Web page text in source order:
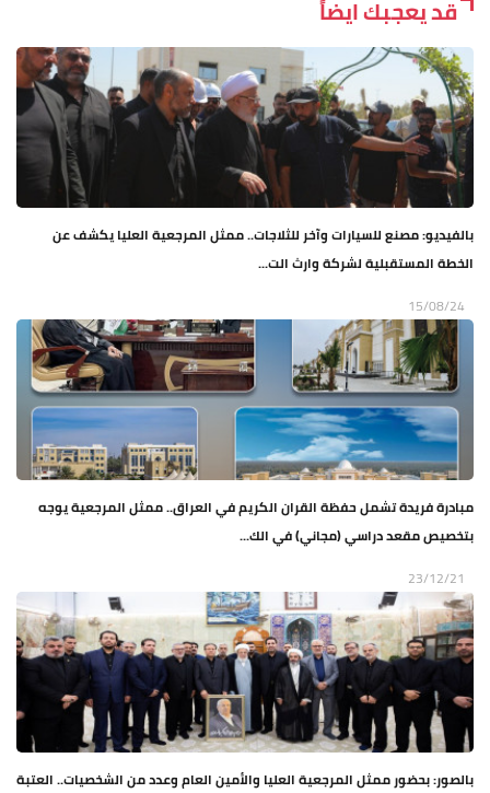
قد يعجبك ايضاً
بالفيديو: مصنع للسيارات وآخر للثلاجات.. ممثل المرجعية العليا يكشف عن
الخطة المستقبلية لشركة وارث الت...
15/08/24
مبادرة فريدة تشمل حفظة القران الكريم في العراق.. ممثل المرجعية يوجه
بتخصيص مقعد دراسي (مجاني) في الك...
23/12/21
بالصور: بحضور ممثل المرجعية العليا والأمين العام وعدد من الشخصيات.. العتبة